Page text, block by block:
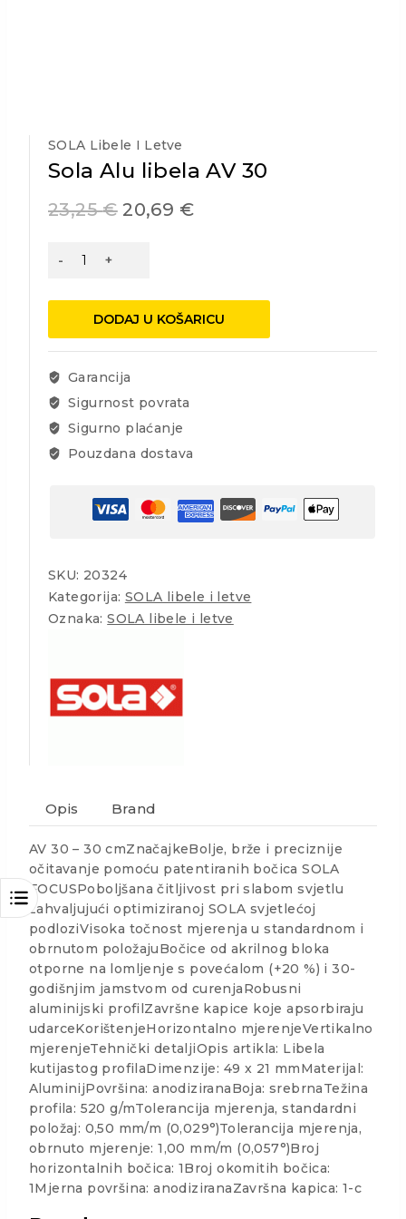
SOLA Libele I Letve
Sola Alu libela AV 30
23,25€ 20,69 €
Sola
količina
DODAJ U KOŠARICU
Garancija
Sigurnost povrata
Sigurno plaćanje
Pouzdana dostava
SKU: 20324
Kategorija: SOLA libele i letve
Oznaka:SOLA libele i letve
Opis Brand
AV 30 – 30 cmZnačajkeBolje, brže i preciznije
očitavanje pomoću patentiranih bočica SOLA
FOCUSPoboljšana čitljivost pri slabom svjetlu
zahvaljujući optimiziranoj SOLA svjetlećoj
podloziVisoka točnost mjerenja u standardnom i
obrnutom položajuBočice od akrilnog bloka
otporne na lomljenje s povećalom (+20 %) i 30-
godišnjim jamstvom od curenjaRobusni
aluminijski profilZavršne kapice koje apsorbiraju
udarceKorištenjeHorizontalno mjerenjeVertikalno
mjerenjeTehnički detaljiOpis artikla: Libela
kutijastog profilaDimenzije: 49 x 21 mmMaterijal:
AluminijPovršina: anodiziranaBoja: srebrnaTežina
profila: 520 g/mTolerancija mjerenja, standardni
položaj: 0,50 mm/m (0,029°)Tolerancija mjerenja,
obrnuto mjerenje: 1,00 mm/m (0,057°)Broj
horizontalnih bočica: 1Broj okomitih bočica:
1Mjerna površina: anodiziranaZavršna kapica: 1-c